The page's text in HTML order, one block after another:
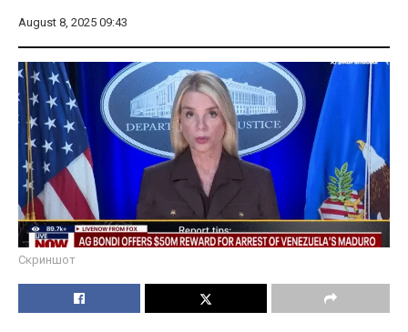
August 8, 2025 09:43
Скриншот